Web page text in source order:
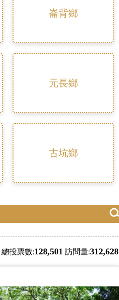
崙背鄉
元長鄉
古坑鄉
總投票數:128,501 訪問量:312,628